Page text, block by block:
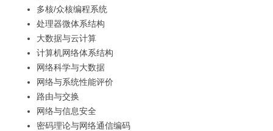
多核/众核编程系统
处理器微体系结构
大数据与云计算
计算机网络体系结构
网络科学与大数据
网络与系统性能评价
路由与交换
网络与信息安全
密码理论与网络通信编码